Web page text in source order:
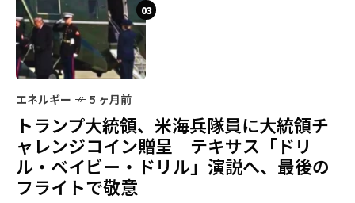
03
エネルギー 5 ヶ月前
トランプ大統領、米海兵隊員に大統領チ
ャレンジコイン贈呈 テキサス「ドリ
ル・ベイビー・ドリル」演説へ、最後の
フライトで敬意